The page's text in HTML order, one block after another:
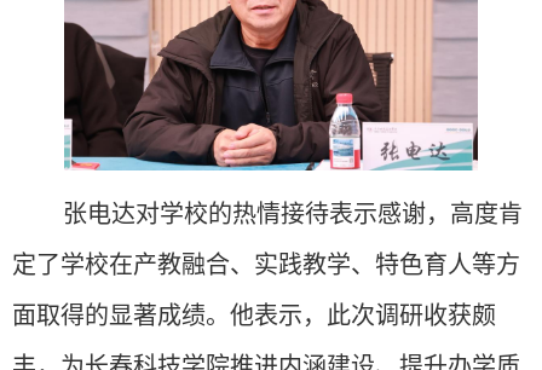
张电达对学校的热情接待表示感谢，高度肯
定了学校在产教融合、实践教学、特色育人等方
面取得的显著成绩。他表示，此次调研收获颇